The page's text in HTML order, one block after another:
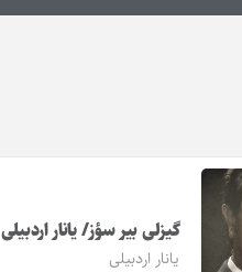
گیزلی بیر سؤز/ یانار اردبیلی
یانار اردبیلی